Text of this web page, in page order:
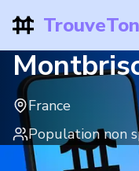
France
Population non